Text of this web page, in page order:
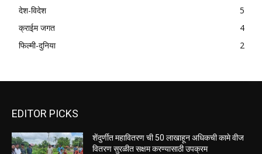
देश-विदेश
5
क्राईम जगत
4
फिल्मी-दुनिया
2
EDITOR PICKS
शेंदुर्णीत महावितरण ची 50 लाखाहून अधिकची कामे वीज
वितरण सुरळीत सक्षम करण्यासाठी उपक्रम